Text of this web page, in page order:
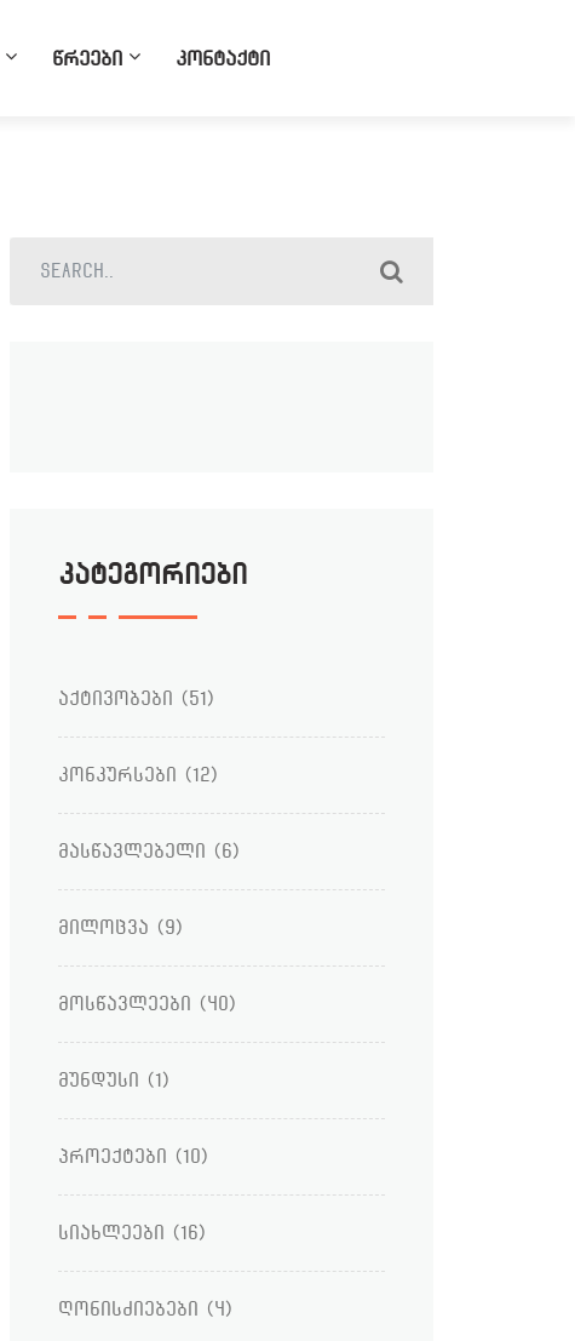
წრეები კონტაქტი
კატეგორიები
აქტივობები (51)
კონკურსები (12)
მასწავლებელი (6)
მილოცვა (9)
მოსწავლეები (40)
მუნდუსი (1)
პროექტები (10)
სიახლეები (16)
ღონისძიებები (4)